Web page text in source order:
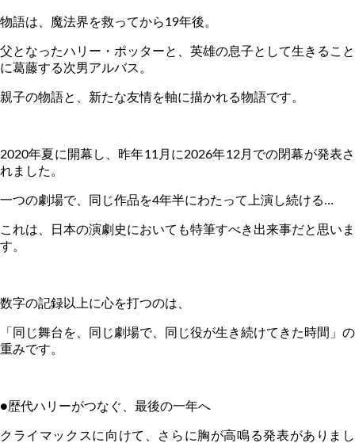
物語は、魔法界を救ってから19年後。
父となったハリー・ポッターと、英雄の息子として生きること
に葛藤する次男アルバス。
親子の物語と、新たな友情を軸に描かれる物語です。
2020年夏に開幕し、昨年11 月に2026年12月での閉幕が発表さ
れました。
一つの劇場で、同じ作品を4年半にわたって上演し続ける…
これは、日本の演劇史においても特筆すべき出来事だと思いま
す。
数字の記録以上に心を打つのは、
「同じ舞台を、同じ劇場で、同じ役が生き続けてきた時間」の
重みです。
●歴代ハリーがつなぐ、最後の一年へ
クライマックスに向けて、さらに胸が高鳴る発表がありまし